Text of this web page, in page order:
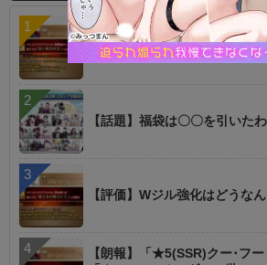
【朗報】オルタニキは欲しい
【話題】福袋は〇〇を引いた
【評価】Wジル強化はどうな
【朗報】「★5(SSR)クー･フ